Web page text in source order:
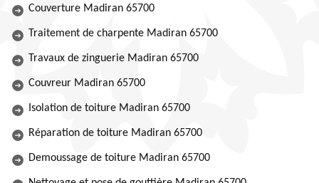
Couverture Madiran 65700
Traitement de charpente Madiran 65700
Travaux de zinguerie Madiran 65700
Couvreur Madiran 65700
Isolation de toiture Madiran 65700
Réparation de toiture Madiran 65700
Demoussage de toiture Madiran 65700